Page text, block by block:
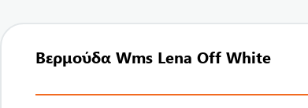
Βερμούδα Wms Lena Off White